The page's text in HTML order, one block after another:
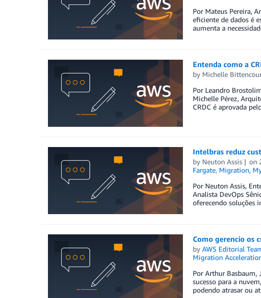
Por Mateus Pereira,
eficiente de dados é
aumenta a
Entenda como a
by Michelle
Por Leandro
Michelle Pérez,
CRDC é aprovada
Intelbras reduz
by Neuton Assis on
Fargate, Migration,
Por Neuton Assis,
Analista DevOps
oferecendo soluções
Como gerencio os
by AWS Editorial
Migration
Por Arthur Basbaum,
sucesso para a
podendo atrasar ou